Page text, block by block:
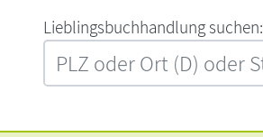
L‍i‍e‍b‍l‍i‍n‍g‍s‍b‍u‍c‍h‍h‍a‍n‍d‍l‍u‍n‍g‍ ‍s‍u‍c‍h‍e‍n‍:‍